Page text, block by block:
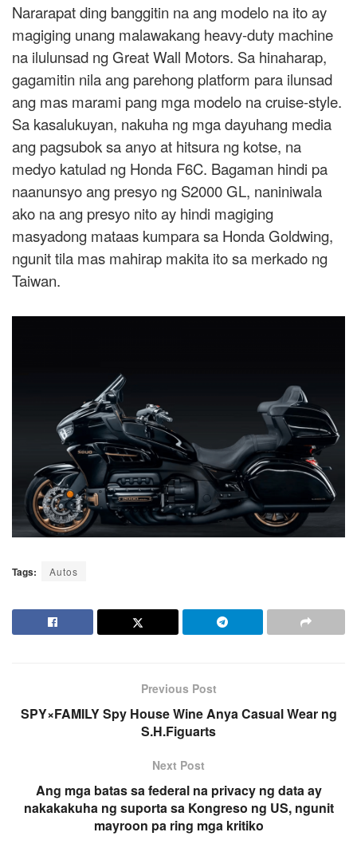
Nararapat ding banggitin na ang modelo na ito ay
magiging unang malawakang heavy-duty machine
na ilulunsad ng Great Wall Motors. Sa hinaharap,
gagamitin nila ang parehong platform para ilunsad
ang mas marami pang mga modelo na cruise-style.
Sa kasalukuyan, nakuha ng mga dayuhang media
ang pagsubok sa anyo at hitsura ng kotse, na
medyo katulad ng Honda F6C. Bagaman hindi pa
naanunsyo ang presyo ng S2000 GL, naniniwala
ako na ang presyo nito ay hindi magiging
masyadong mataas kumpara sa Honda Goldwing,
ngunit tila mas mahirap makita ito sa merkado ng
Taiwan.
Tags: Autos
Previous Post
SPY×FAMILY Spy House Wine Anya Casual Wear ng
S.H.Figuarts
Next Post
Ang mga batas sa federal na privacy ng data ay
nakakakuha ng suporta sa Kongreso ng US, ngunit
mayroon pa ring mga kritiko